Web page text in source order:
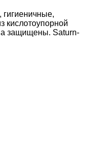
кислотоупорной
защищены. Saturn-